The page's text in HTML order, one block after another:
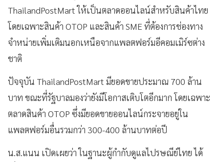
ThailandPostMart ให้เป็นตลาดออนไลน์สำหรับสินค้าไทย
โดยเฉพาะสินค้า OTOP และสินค้า SME ที่ต้องการช่องทาง
จำหน่ายเพิ่มเติมนอกเหนือจากแพลตฟอร์มอีคอมเมิร์ซต่าง
ชาติ
ปัจจุบัน ThailandPostMart มียอดขายประมาณ 700 ล้าน
บาท ขณะที่รัฐบาลมองว่ายังมีโอกาสเติบโตอีกมาก โดยเฉพาะ
ตลาดสินค้า OTOP ซึ่งมียอดขายออนไลน์กระจายอยู่ใน
แพลตฟอร์มอื่นรวมกว่า 300-400 ล้านบาทต่อปี
น.ส.แนน เปิดเผยว่า ในฐานะผู้กำกับดูแลไปรษณีย์ไทย ได้